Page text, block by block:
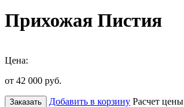
Прихожая Пистия
Цена:
от 42 000 руб.
Заказать Добавить в корзину Расчет цены